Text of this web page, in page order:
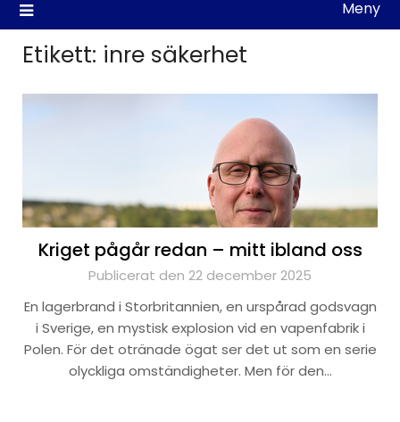
Meny
Etikett: inre säkerhet
Kriget pågår redan – mitt ibland oss
Publicerat den 22 december 2025
En lagerbrand i Storbritannien, en urspårad godsvagn
i Sverige, en mystisk explosion vid en vapenfabrik i
Polen. För det otränade ögat ser det ut som en serie
olyckliga omständigheter. Men för den…